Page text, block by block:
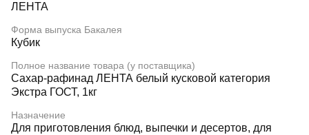
ЛЕНТА
Форма выпуска Бакалея
Кубик
Полное название товара (у поставщика)
Сахар-рафинад ЛЕНТА белый кусковой категория
Экстра ГОСТ, 1кг
Назначение
Для приготовления блюд, выпечки и десертов, для